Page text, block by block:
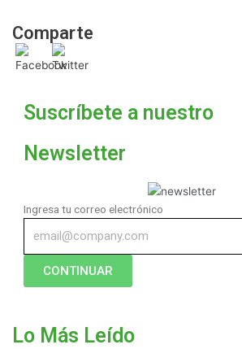
Comparte
Suscríbete a nuestro
Newsletter
Ingresa tu correo electrónico
CONTINUAR
Lo Más Leído